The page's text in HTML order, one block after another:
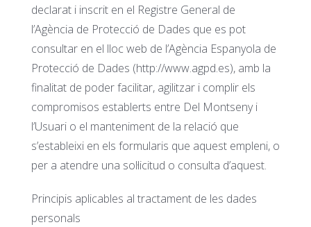
declarat i inscrit en el Registre General de
l’Agència de Protecció de Dades que es pot
consultar en el lloc web de l’Agència Espanyola de
Protecció de Dades (http://www.agpd.es), amb la
finalitat de poder facilitar, agilitzar i complir els
compromisos establerts entre Del Montseny i
l’Usuari o el manteniment de la relació que
s’estableixi en els formularis que aquest empleni, o
per a atendre una sol·licitud o consulta d’aquest.
Principis aplicables al tractament de les dades
personals